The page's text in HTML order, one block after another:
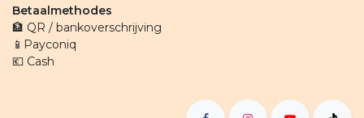
Betaalmethodes
🏦 QR / bankoverschrijving
📱Payconiq
💶 Cash